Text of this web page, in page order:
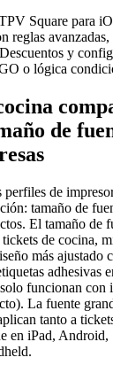
y
y ferias
y clínicas
de la salud y el
pagos
Square para
reglas
y
o lógica
de
perfiles de
tamaño de
El tamaño de
de cocina,
más ajustado
adhesivas
funcionan con
La fuente
tanto a
en iPad, Android,